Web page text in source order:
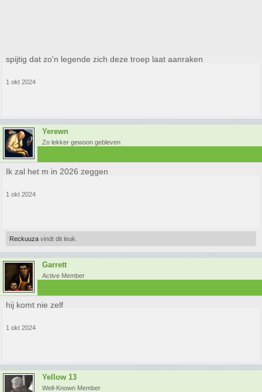
spijtig dat zo'n legende zich deze troep laat aanraken
1 okt 2024
Yerewn
Zo lekker gewoon gebleven
Ik zal het m in 2026 zeggen
1 okt 2024
Reckuuza vindt dit leuk.
Garrett
Active Member
hij komt nie zelf
1 okt 2024
Yellow 13
Well-Known Member